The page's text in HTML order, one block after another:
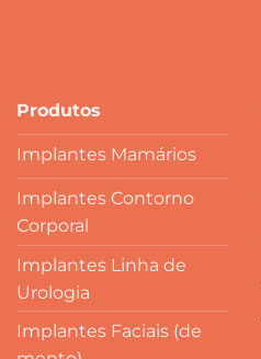
Produtos
Implantes Mamários
Implantes Contorno
Corporal
Implantes Linha de
Urologia
Implantes Faciais (de